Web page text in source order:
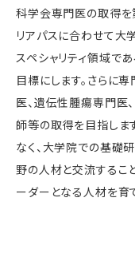
科学会専門医の取得を
リアパスに合わせて大
スペシャリティ領域で
目標にします。さらに
医、遺伝性腫瘍専門医
師等の取得を目指しま
なく、大学院での基礎
野の人材と交流するこ
ーダーとなる人材を育